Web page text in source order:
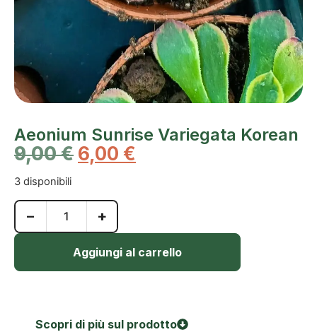
Aeonium Sunrise Variegata Korean
9,00€ 6,00 €
3 disponibili
− +
Aggiungi al carrello
Scopri di più sul prodotto